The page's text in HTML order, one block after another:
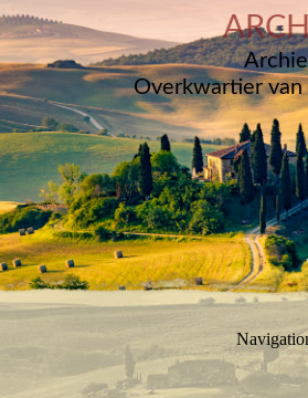
Overkwartier van